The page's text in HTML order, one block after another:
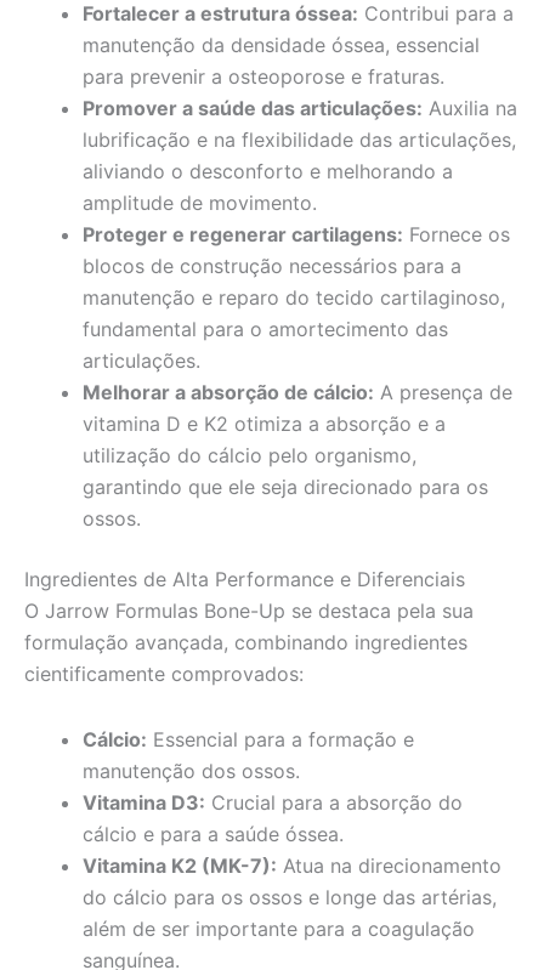
Fortalecer a estrutura óssea: Contribui para a
manutenção da densidade óssea, essencial
para prevenir a osteoporose e fraturas.
Promover a saúde das articulações: Auxilia na
lubrificação e na flexibilidade das articulações,
aliviando o desconforto e melhorando a
amplitude de movimento.
Proteger e regenerar cartilagens: Fornece os
blocos de construção necessários para a
manutenção e reparo do tecido cartilaginoso,
fundamental para o amortecimento das
articulações.
Melhorar a absorção de cálcio: A presença de
vitamina D e K2 otimiza a absorção e a
utilização do cálcio pelo organismo,
garantindo que ele seja direcionado para os
ossos.
Ingredientes de Alta Performance e Diferenciais
O Jarrow Formulas Bone-Up se destaca pela sua
formulação avançada, combinando ingredientes
cientificamente comprovados:
Cálcio: Essencial para a formação e
manutenção dos ossos.
Vitamina D3: Crucial para a absorção do
cálcio e para a saúde óssea.
Vitamina K2 (MK-7): Atua na direcionamento
do cálcio para os ossos e longe das artérias,
além de ser importante para a coagulação
sanguínea.